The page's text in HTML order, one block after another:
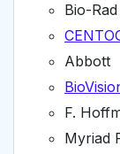
Bio-
Abbott
F.
Myriad